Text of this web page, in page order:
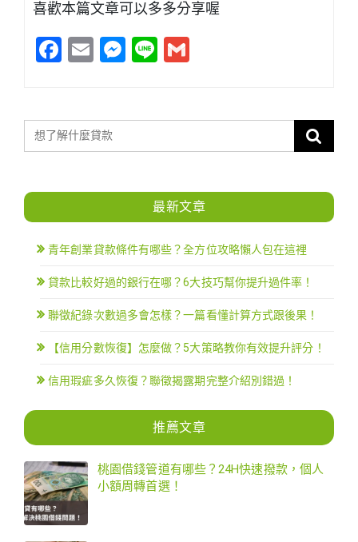
喜歡本篇文章可以多多分享喔
Facebook
EmailMessenger
Line
最新文章
青年創業貸款條件有哪些？全方位攻略懶人包在這裡
貸款比較好過的銀行在哪？6大技巧幫你提升過件率！
聯徵紀錄次數過多會怎樣？一篇看懂計算方式跟後果！
【信用分數恢復】怎麼做？5大策略教你有效提升評分！
信用瑕疵多久恢復？聯徵揭露期完整介紹別錯過！
推薦文章
桃園借錢管道有哪些？24H快速撥款，個人
小額周轉首選！